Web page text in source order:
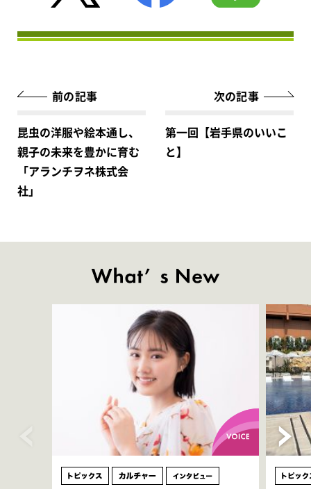
前の記事
昆虫の洋服や絵本通し、
親子の未来を豊かに育む
「アランチヲネ株式会
社」
次の記事
第一回【岩手県のいいこ
と】